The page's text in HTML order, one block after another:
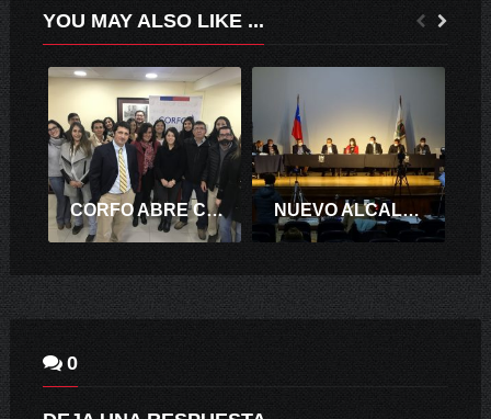
YOU MAY ALSO LIKE ...
CORFO ABRE CONCURSO QUE APOYA EL EMPRENDIMIENTO DINÁMICO DE LA REGIÓN. NUEVO ALCALDE EN LA COMUNA DE CHEPICA
0